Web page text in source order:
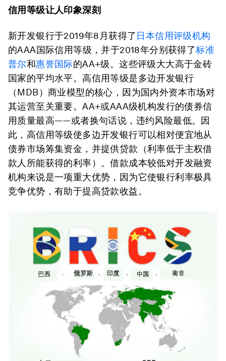
信用等级让人印象深刻
新开发银行于2019年8月获得了 日本信用评级机构
的AAA国际信用等级，并于2018年分别获得了标准
普尔和惠誉国际的AA+级。这些评级大大高于金砖
国家的平均水平。高信用等级是多边开发银行
（MDB）商业模型的核心，因为国内外资本市场对
其运营至关重要。AA+或AAA级机构发行的债券信
用质量最高——或者换句话说，违约风险最低。因
此，高信用等级使多边开发银行可以相对便宜地从
债券市场筹集资金，并提供贷款（利率低于主权借
款人所能获得的利率）。借款成本较低对开发融资
机构来说是一项重大优势，因为它使银行利率极具
竞争优势，有助于提高贷款收益。